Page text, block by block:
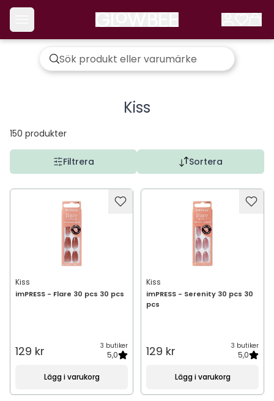
Kiss
150 produkter
Filtrera Sortera
Kiss
imPRESS - Flare 30 pcs 30 pcs
129 kr 3 butiker
5,0
Lägg i varukorg
Kiss
imPRESS - Serenity 30 pcs 30
pcs
129 kr 3 butiker
5,0
Lägg i varukorg